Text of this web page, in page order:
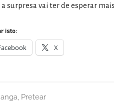
surpresa vai ter de esperar
isto:
X
, Pretear